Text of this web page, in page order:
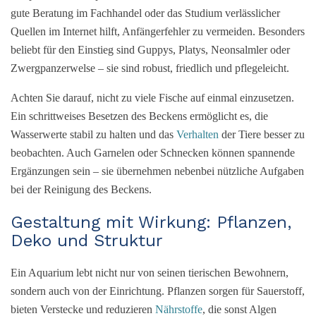
gute Beratung im Fachhandel oder das Studium verlässlicher
Quellen im Internet hilft, Anfängerfehler zu vermeiden. Besonders
beliebt für den Einstieg sind Guppys, Platys, Neonsalmler oder
Zwergpanzerwelse – sie sind robust, friedlich und pflegeleicht.
Achten Sie darauf, nicht zu viele Fische auf einmal einzusetzen.
Ein schrittweises Besetzen des Beckens ermöglicht es, die
Wasserwerte stabil zu halten und das Verhalten der Tiere besser zu
beobachten. Auch Garnelen oder Schnecken können spannende
Ergänzungen sein – sie übernehmen nebenbei nützliche Aufgaben
bei der Reinigung des Beckens.
Gestaltung mit Wirkung: Pflanzen,
Deko und Struktur
Ein Aquarium lebt nicht nur von seinen tierischen Bewohnern,
sondern auch von der Einrichtung. Pflanzen sorgen für Sauerstoff,
bieten Verstecke und reduzieren Nährstoffe, die sonst Algen